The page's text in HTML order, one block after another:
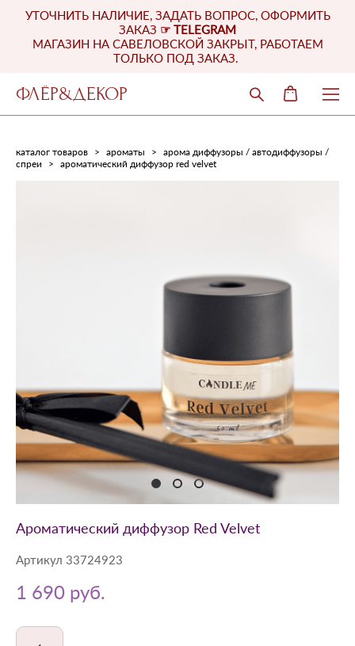
УТОЧНИТЬ НАЛИЧИЕ, ЗАДАТЬ ВОПРОС, ОФОРМИТЬ
ЗАКАЗ ☞ TELEGRAM
МАГАЗИН НА САВЕЛОВСКОЙ ЗАКРЫТ, РАБОТАЕМ
ТОЛЬКО ПОД ЗАКАЗ.
ФЛЁР&ДЕКОР
каталог товаров > ароматы > арома диффузоры / автодиффузоры /
спреи
> ароматический диффузор red velvet
Ароматический диффузор Red Velvet
Артикул 33724923
1 690 pуб.